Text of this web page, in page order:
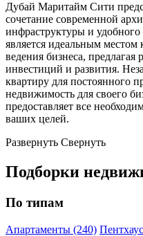
Дубай Маритайм Сити
сочетание современной
инфраструктуры и
является идеальным
ведения бизнеса,
инвестиций и развития.
квартиру для постоянного
недвижимость для своего
предоставляет все
ваших целей.
Развернуть Свернуть
Подборки
По типам
Апартаменты (240)